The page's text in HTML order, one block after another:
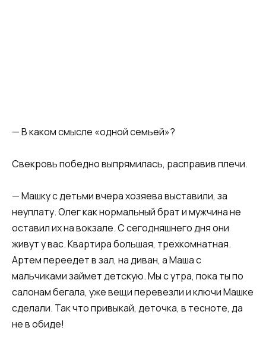
— В каком смысле «одной семьей»?
Свекровь победно выпрямилась, расправив плечи.
— Машку с детьми вчера хозяева выставили, за
неуплату. Олег как нормальный брат и мужчина не
оставил их на вокзале. С сегодняшнего дня они
живут у вас. Квартира большая, трехкомнатная.
Артем переедет в зал, на диван, а Маша с
мальчиками займет детскую. Мы с утра, пока ты по
салонам бегала, уже вещи перевезли и ключи Машке
сделали. Так что привыкай, деточка, в тесноте, да
не в обиде!